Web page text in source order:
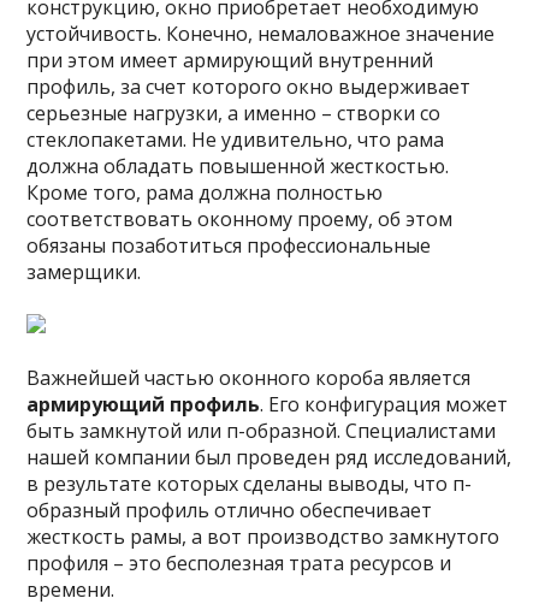
конструкцию, окно приобретает необходимую
устойчивость. Конечно, немаловажное значение
при этом имеет армирующий внутренний
профиль, за счет которого окно выдерживает
серьезные нагрузки, а именно – створки со
стеклопакетами. Не удивительно, что рама
должна обладать повышенной жесткостью.
Кроме того, рама должна полностью
соответствовать оконному проему, об этом
обязаны позаботиться профессиональные
замерщики.
Важнейшей частью оконного короба является
армирующий профиль. Его конфигурация может
быть замкнутой или п-образной. Специалистами
нашей компании был проведен ряд исследований,
в результате которых сделаны выводы, что п-
образный профиль отлично обеспечивает
жесткость рамы, а вот производство замкнутого
профиля – это бесполезная трата ресурсов и
времени.